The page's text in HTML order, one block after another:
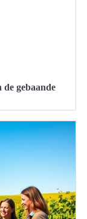
gebaande